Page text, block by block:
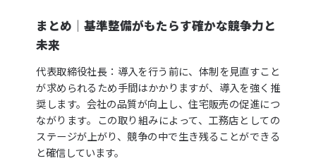
まとめ│基準整備がもたらす確かな競争力と
未来
代表取締役社長：導入を行う前に、体制を見直すこと
が求められるため手間はかかりますが、導入を強く推
奨します。会社の品質が向上し、住宅販売の促進につ
ながります。この取り組みによって、工務店としての
ステージが上がり、競争の中で生き残ることができる
と確信しています。